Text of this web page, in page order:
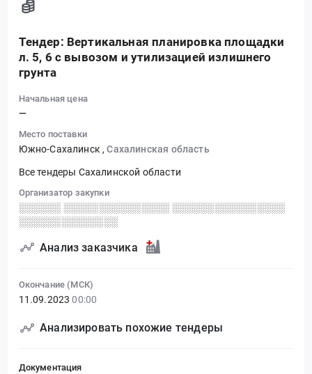
Тендер: Вертикальная планировка площадки
л. 5, 6 с вывозом и утилизацией излишнего
грунта
Начальная цена
—
Место поставки
Южно-Сахалинск ,Сахалинская область
Все тендеры Сахалинской области
Организатор закупки
░░░░░░ ░░░░░░░░░░░░░░░ ░░░░░░░░░░░░░░░░
░░░░░░░░░░░░░░
Анализ заказчика
Окончание (МСК)
11.09.2023 00:00
Анализировать похожие тендеры
Документация